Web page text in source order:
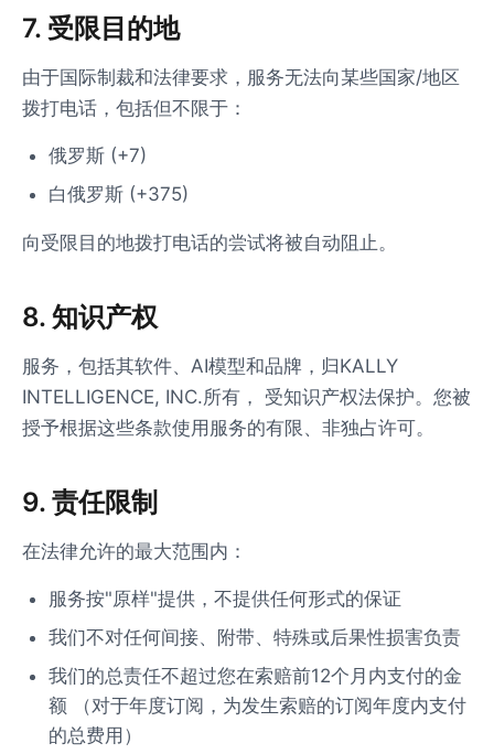
7. 受限目的地
由于国际制裁和法律要求，服务无法向某些国家/地区
拨打电话，包括但不限于：
俄罗斯 (+7)
白俄罗斯 (+375)
向受限目的地拨打电话的尝试将被自动阻止。
8. 知识产权
服务，包括其软件、AI模型和品牌，归KALLY
INTELLIGENCE, INC.所有， 受知识产权法保护。您被
授予根据这些条款使用服务的有限、非独占许可。
9. 责任限制
在法律允许的最大范围内：
服务按"原样"提供，不提供任何形式的保证
我们不对任何间接、附带、特殊或后果性损害负责
我们的总责任不超过您在索赔前12个月内支付的金
额 （对于年度订阅，为发生索赔的订阅年度内支付
的总费用）